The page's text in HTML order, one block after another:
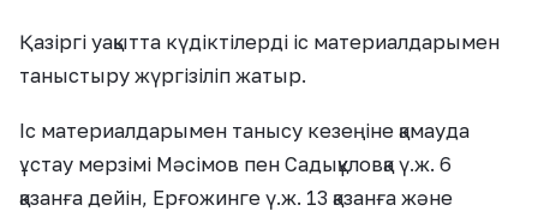
Қазіргі уақытта күдіктілерді іс материалдарымен
таныстыру жүргізіліп жатыр.
Іс материалдарымен танысу кезеңіне қамауда
ұстау мерзімі Мәсімов пен Садықұловқа ү.ж. 6
қазанға дейін, Ерғожинге ү.ж. 13 қазанға және